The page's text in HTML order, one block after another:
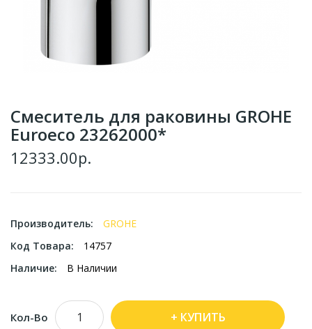
Смеситель для раковины GROHE
Euroeco 23262000*
12333.00р.
Производитель:
GROHE
Код Товара:
14757
Наличие:
В Наличии
Кол-Во КУПИТЬ